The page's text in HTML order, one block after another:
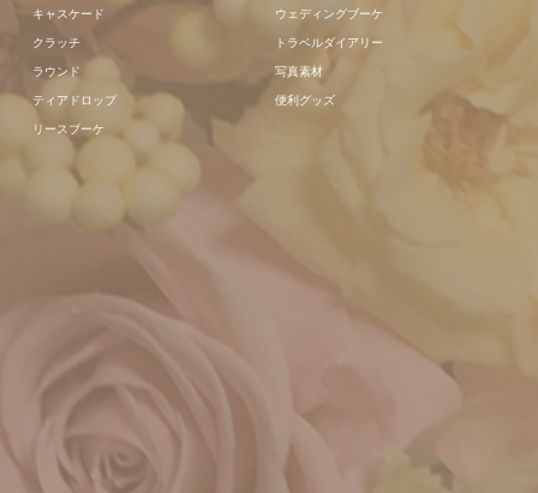
キャスケード
クラッチ
ラウンド
ティアドロップ
リースブーケ
ウェディングブーケ
トラベルダイアリー
写真素材
便利グッズ